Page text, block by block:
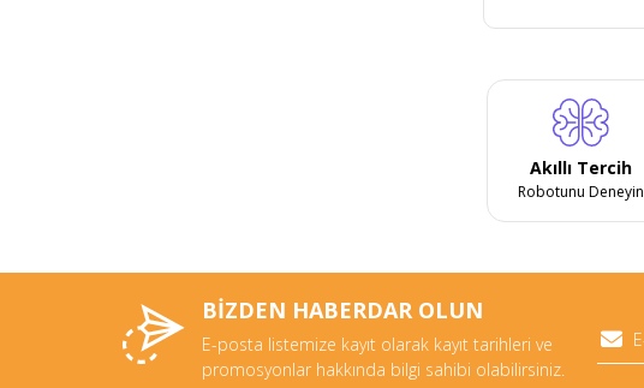
Akıllı Tercih
Robotunu Deneyin
BİZDEN HABERDAR OLUN
E-posta listemize kayıt olarak kayıt tarihleri ve
promosyonlar hakkında bilgi sahibi olabilirsiniz.